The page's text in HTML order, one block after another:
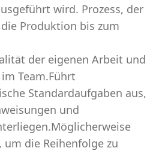
wird. Prozess, der
Produktion bis zum
der eigenen Arbeit und
Team.Führt
Standardaufgaben aus,
und
die Reihenfolge zu